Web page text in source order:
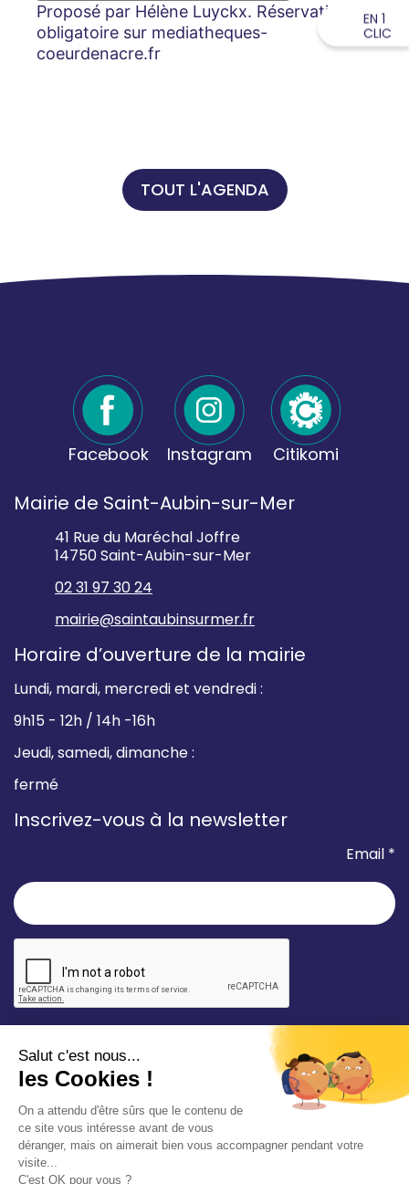
Proposé par Hélène Luyckx. Réservation
obligatoire sur mediatheques-
coeurdenacre.fr
TOUT L'AGENDA
Facebook Instagram Citikomi
Mairie de Saint-Aubin-sur-Mer
41 Rue du Maréchal Joffre
14750 Saint-Aubin-sur-Mer
02 31 97 30 24
mairie@saintaubinsurmer.fr
Horaire d’ouverture de la mairie
Lundi, mardi, mercredi et vendredi :
9h15 - 12h / 14h -16h
Jeudi, samedi, dimanche :
fermé
Inscrivez-vous à la newsletter
Email *
Votre adresse e-mail est uniquement utilisée pour
vous envoyer les lettres d'information de la Mairie de
Saint-Aubin-sur-Mer. Vous pouvez à tout moment
utiliser le lien de désabonnement intégré dans la
EN 1
CLIC